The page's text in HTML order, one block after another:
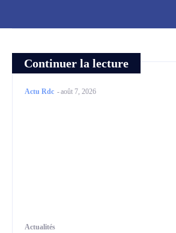
Continuer la lecture
Actu Rdc -août 7, 2026
Actualités